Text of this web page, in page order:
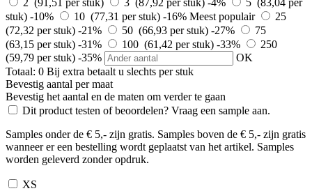
2 (91,51 per stuk) 3 (87,92 per stuk) -4%
5 (83,04 per
stuk) -10% 10 (77,31 per stuk) -16% Meest populair
25
(72,32 per stuk) -21% 50 (66,93 per stuk) -27%
75
(63,15 per stuk) -31% 100 (61,42 per stuk) -33%
250
(59,79 per stuk) -35%
OK
Totaal: 0 Bij extra betaalt u slechts per stuk
Bevestig aantal per maat
Bevestig het aantal en de maten om verder te gaan
Dit product testen of beoordelen? Vraag een sample aan.
Samples onder de € 5,- zijn gratis. Samples boven de € 5,- zijn gratis
wanneer er een bestelling wordt geplaatst van het artikel. Samples
worden geleverd zonder opdruk.
XS